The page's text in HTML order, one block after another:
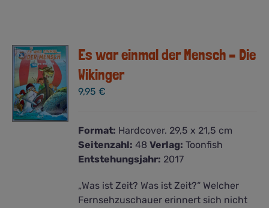
Es war einmal der Mensch – Die
Wikinger
9,95€
Format: Hardcover. 29,5 x 21,5 cm
Seitenzahl: 48Verlag: Toonfish
Entstehungsjahr: 2017
„Was ist Zeit? Was ist Zeit?“ Welcher
Fernsehzuschauer erinnert sich nicht